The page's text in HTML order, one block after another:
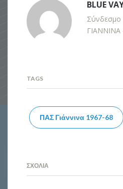
BLUE
ΓΙΑΝΝΙΝΑ
TAGS
ΠΑΣ Γιάννινα 1967-68
ΣΧΌΛΙΑ